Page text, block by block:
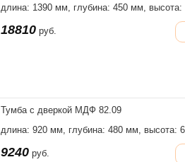
длина: 1390 мм, глубина: 450 мм,
18810 руб.
Тумба с дверкой МДФ 82.09
длина: 920 мм, глубина: 480 мм, высота:
9240 руб.